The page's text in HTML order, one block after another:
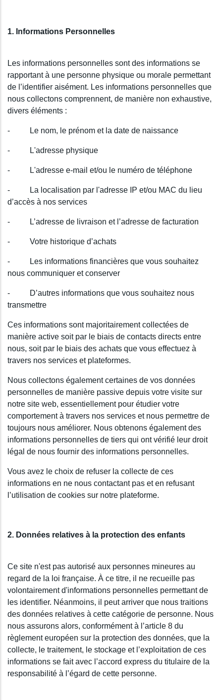
1. Informations Personnelles
Les informations personnelles sont des informations se
rapportant à une personne physique ou morale permettant
de l’identifier aisément. Les informations personnelles que
nous collectons comprennent, de manière non exhaustive,
divers éléments :
- Le nom, le prénom et la date de naissance
- L'adresse physique
- L'adresse e-mail et/ou le numéro de téléphone
- La localisation par l'adresse IP et/ou MAC du lieu
d’accès à nos services
- L’adresse de livraison et l’adresse de facturation
- Votre historique d’achats
- Les informations financières que vous souhaitez
nous communiquer et conserver
- D’autres informations que vous souhaitez nous
transmettre
Ces informations sont majoritairement collectées de
manière active soit par le biais de contacts directs entre
nous, soit par le biais des achats que vous effectuez à
travers nos services et plateformes.
Nous collectons également certaines de vos données
personnelles de manière passive depuis votre visite sur
notre site web, essentiellement pour étudier votre
comportement à travers nos services et nous permettre de
toujours nous améliorer. Nous obtenons également des
informations personnelles de tiers qui ont vérifié leur droit
légal de nous fournir des informations personnelles.
Vous avez le choix de refuser la collecte de ces
informations en ne nous contactant pas et en refusant
l’utilisation de cookies sur notre plateforme.
2. Données relatives à la protection des enfants
Ce site n'est pas autorisé aux personnes mineures au
regard de la loi française. À ce titre, il ne recueille pas
volontairement d'informations personnelles permettant de
les identifier. Néanmoins, il peut arriver que nous traitions
des données relatives à cette catégorie de personne. Nous
nous assurons alors, conformément à l’article 8 du
règlement européen sur la protection des données, que la
collecte, le traitement, le stockage et l’exploitation de ces
informations se fait avec l’accord express du titulaire de la
responsabilité à l’égard de cette personne.